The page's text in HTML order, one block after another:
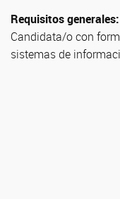
Requisitos generales:
Candidata/o con
sistemas de